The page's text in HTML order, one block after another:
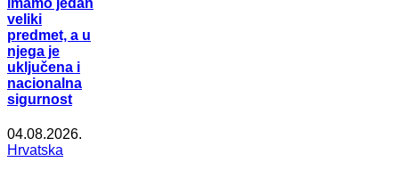
imamo jedan
veliki
predmet, a u
njega je
uključena i
nacionalna
sigurnost
04.08.2026.
Hrvatska